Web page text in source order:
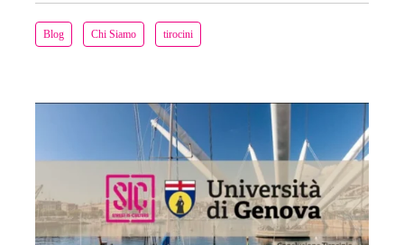
Blog Chi Siamo tirocini